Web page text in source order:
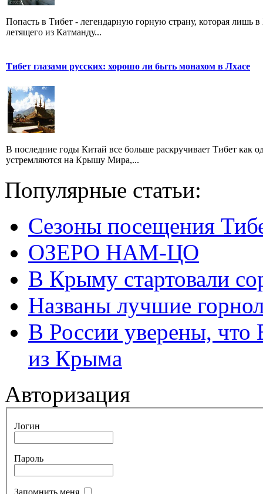
Попасть в Тибет - легендарную горную страну, которая лишь
летящего из Катманду...
Тибет глазами русских: хорошо ли быть монахом в Лхасе
В последние годы Китай все больше раскручивает Тибет как
устремляются на Крышу Мира,...
Популярные статьи:
Сезоны посещения
ОЗЕРО НАМ-ЦО
В Крыму стартовали
Названы лучшие
В России уверены, что
из Крыма
Авторизация
Логин
Пароль